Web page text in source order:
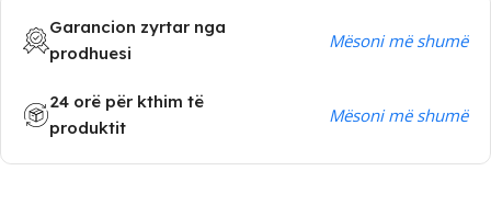
Garancion zyrtar nga
prodhuesi
Mësoni më shumë
24 orë për kthim të
produktit
Mësoni më shumë